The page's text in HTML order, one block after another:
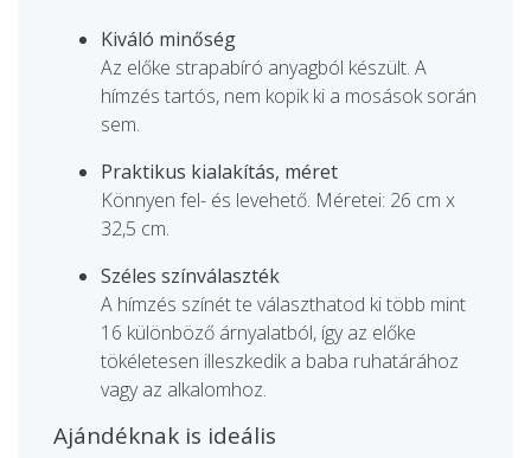
Kiváló minőség
Az előke strapabíró anyagból készült. A
hímzés tartós, nem kopik ki a mosások során
sem.
Praktikus kialakítás, méret
Könnyen fel- és levehető. Méretei: 26 cm x
32,5 cm.
Széles színválaszték
A hímzés színét te választhatod ki több mint
16 különböző árnyalatból, így az előke
tökéletesen illeszkedik a baba ruhatárához
vagy az alkalomhoz.
Ajándéknak is ideális